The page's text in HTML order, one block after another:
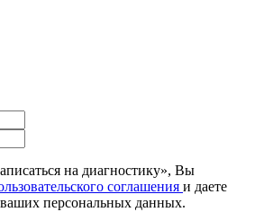
на диагностику», Вы
соглашения и даете
ваших персональных данных.